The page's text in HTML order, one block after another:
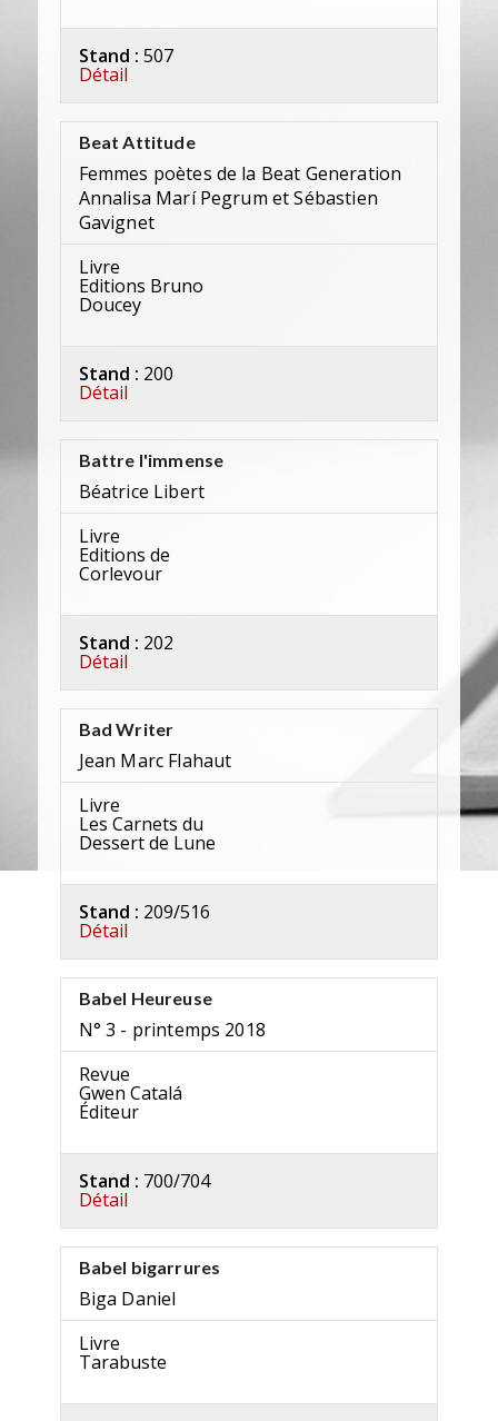
Stand : 507
Détail
Beat Attitude
Femmes poètes de la Beat Generation
Annalisa Marí Pegrum et Sébastien
Gavignet
Livre
Editions Bruno
Doucey
Stand : 200
Détail
Battre l'immense
Béatrice Libert
Livre
Editions de
Corlevour
Stand : 202
Détail
Bad Writer
Jean Marc Flahaut
Livre
Les Carnets du
Dessert de Lune
Stand : 209/516
Détail
Babel Heureuse
N° 3 - printemps 2018
Revue
Gwen Catalá
Éditeur
Stand : 700/704
Détail
Babel bigarrures
Biga Daniel
Livre
Tarabuste